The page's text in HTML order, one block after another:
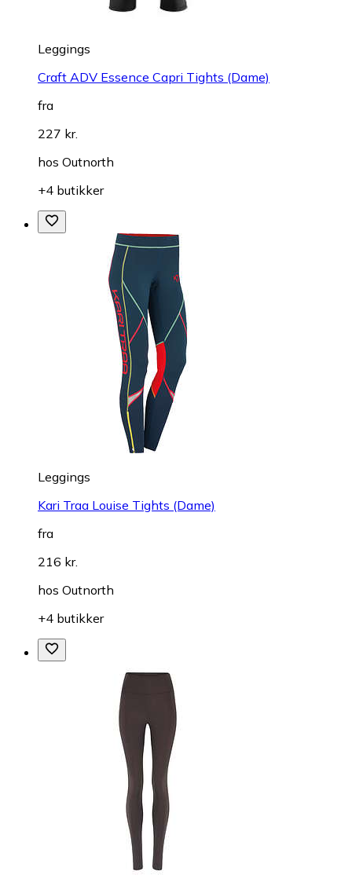
Leggings
Craft ADV Essence Capri Tights (Dame)
fra
227 kr.
hos Outnorth
+4 butikker
Leggings
Kari Traa Louise Tights (Dame)
fra
216 kr.
hos Outnorth
+4 butikker